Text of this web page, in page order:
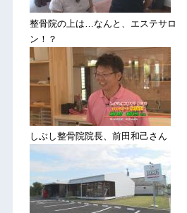
整骨院の上は…なんと、エステサロ
ン！？
しぶし整骨院院長、前田和己さん